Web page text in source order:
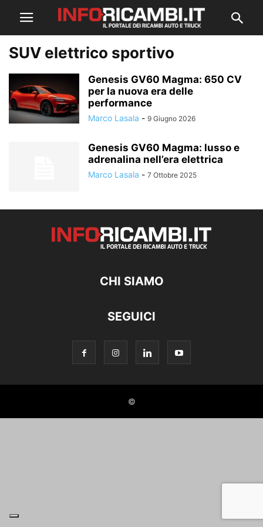
SUV elettrico sportivo
Genesis GV60 Magma: 650 CV
per la nuova era delle
performance
Marco Lasala - 9 Giugno 2026
Genesis GV60 Magma: lusso e
adrenalina nell’era elettrica
Marco Lasala - 7 Ottobre 2025
CHI SIAMO
SEGUICI
©